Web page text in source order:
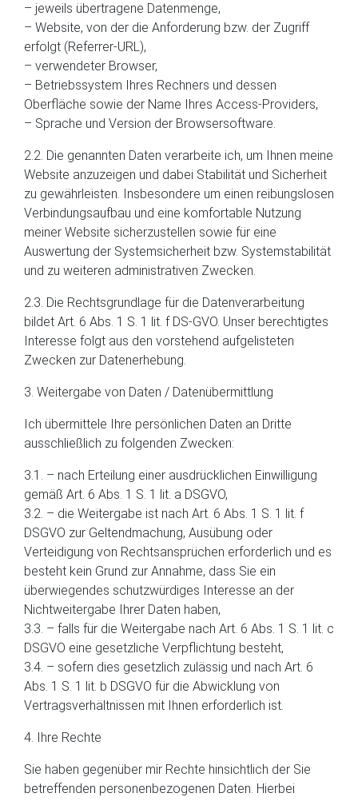
– jeweils übertragene Datenmenge,
– Website, von der die Anforderung bzw. der Zugriff
erfolgt (Referrer-URL),
– verwendeter Browser,
– Betriebssystem Ihres Rechners und dessen
Oberfläche sowie der Name Ihres Access-Providers,
– Sprache und Version der Browsersoftware.
2.2. Die genannten Daten verarbeite ich, um Ihnen meine
Website anzuzeigen und dabei Stabilität und Sicherheit
zu gewährleisten. Insbesondere um einen reibungslosen
Verbindungsaufbau und eine komfortable Nutzung
meiner Website sicherzustellen sowie für eine
Auswertung der Systemsicherheit bzw. Systemstabilität
und zu weiteren administrativen Zwecken.
2.3. Die Rechtsgrundlage für die Datenverarbeitung
bildet Art. 6 Abs. 1 S. 1 lit. f DS-GVO. Unser berechtigtes
Interesse folgt aus den vorstehend aufgelisteten
Zwecken zur Datenerhebung.
3. Weitergabe von Daten / Datenübermittlung
Ich übermittele Ihre persönlichen Daten an Dritte
ausschließlich zu folgenden Zwecken:
3.1. – nach Erteilung einer ausdrücklichen Einwilligung
gemäß Art. 6 Abs. 1 S. 1 lit. a DSGVO,
3.2. – die Weitergabe ist nach Art. 6 Abs. 1 S. 1 lit. f
DSGVO zur Geltendmachung, Ausübung oder
Verteidigung von Rechtsansprüchen erforderlich und es
besteht kein Grund zur Annahme, dass Sie ein
überwiegendes schutzwürdiges Interesse an der
Nichtweitergabe Ihrer Daten haben,
3.3. – falls für die Weitergabe nach Art. 6 Abs. 1 S. 1 lit. c
DSGVO eine gesetzliche Verpflichtung besteht,
3.4. – sofern dies gesetzlich zulässig und nach Art. 6
Abs. 1 S. 1 lit. b DSGVO für die Abwicklung von
Vertragsverhältnissen mit Ihnen erforderlich ist.
4. Ihre Rechte
Sie haben gegenüber mir Rechte hinsichtlich der Sie
betreffenden personenbezogenen Daten. Hierbei